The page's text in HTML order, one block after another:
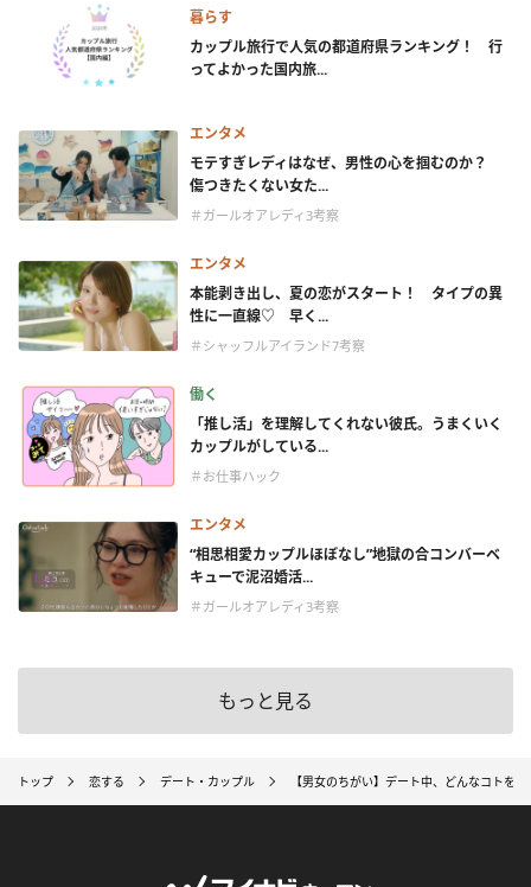
暮らす
カップル旅行で人気の都道府県ランキング！ 行
ってよかった国内旅...
エンタメ
モテすぎレディはなぜ、男性の心を掴むのか？
傷つきたくない女た...
＃ガールオアレディ3考察
エンタメ
本能剥き出し、夏の恋がスタート！ タイプの異
性に一直線♡ 早く...
＃シャッフルアイランド7考察
働く
「推し活」を理解してくれない彼氏。うまくいく
カップルがしている...
＃お仕事ハック
エンタメ
“相思相愛カップルほぼなし”地獄の合コンバーベ
キューで泥沼婚活...
＃ガールオアレディ3考察
もっと見る
トップ 恋する デート・カップル 【男女のちがい】デート中、どんなコトを